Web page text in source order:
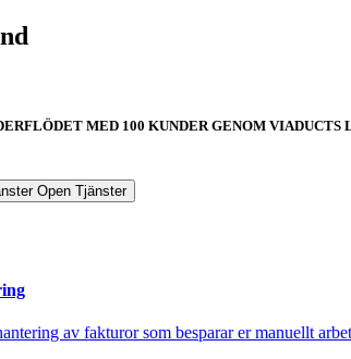
MED 100 KUNDER GENOM VIADUCTS
Open Tjänster
av fakturor som besparar er manuellt